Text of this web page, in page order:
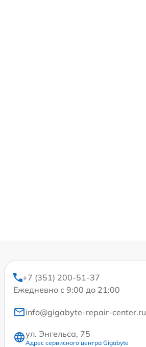
+7 (351) 200-51-37
Ежедневно с 9:00 до 21:00
info@gigabyte-repair-center.ru
ул. Энгельса, 75
Адрес сервисного центра Gigabyte